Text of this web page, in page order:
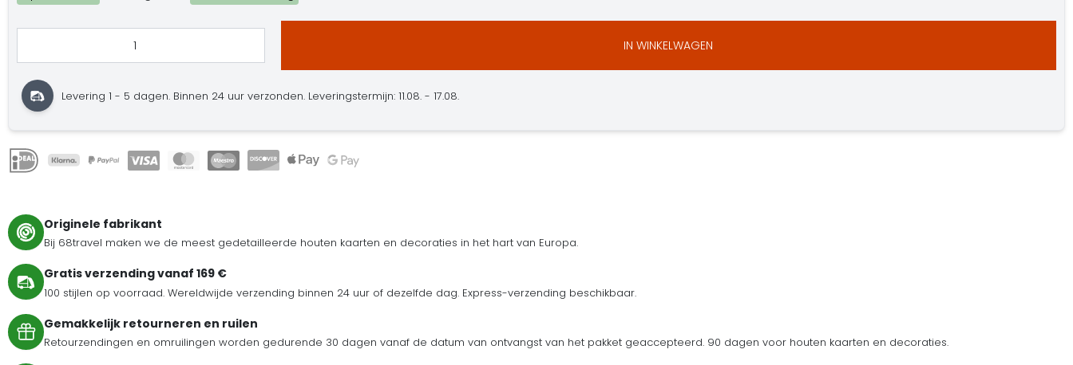
IN WINKELWAGEN
Levering 1 - 5 dagen. Binnen 24 uur verzonden. Leveringstermijn: 11.08. - 17.08.
Originele fabrikant
Bij 68travel maken we de meest gedetailleerde houten kaarten en decoraties in het hart van Europa.
Gratis verzending vanaf 169 €
100 stijlen op voorraad. Wereldwijde verzending binnen 24 uur of dezelfde dag. Express-verzending beschikbaar.
Gemakkelijk retourneren en ruilen
Retourzendingen en omruilingen worden gedurende 30 dagen vanaf de datum van ontvangst van het pakket geaccepteerd. 90 dagen voor houten kaarten en decoraties.